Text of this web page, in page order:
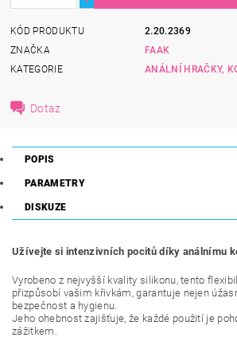
KÓD PRODUKTU
2.20.2369
ZNAČKA
FAAK
KATEGORIE
ANÁLNÍ HRAČKY,
Dotaz
POPIS
PARAMETRY
DISKUZE
Užívejte si intenzivních pocitů díky análnímu
Vyrobeno z nejvyšší kvality silikonu, tento
přizpůsobí vašim křivkám, garantuje nejen
bezpečnost a hygienu.
Jeho ohebnost zajišťuje, že každé použití je
zážitkem.